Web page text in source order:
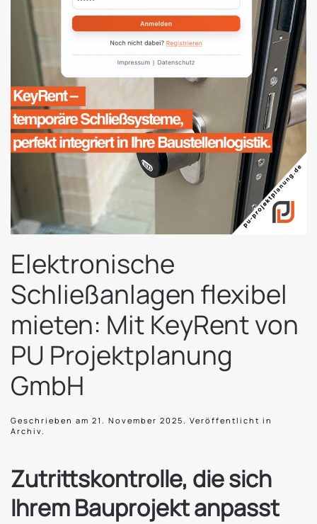
Elektronische
Schließanlagen flexibel
mieten: Mit KeyRent von
PU Projektplanung
GmbH
Geschrieben am 21. November 2025
. Veröffentlicht in
Archiv
Zutrittskontrolle, die sich
Ihrem Bauprojekt anpasst